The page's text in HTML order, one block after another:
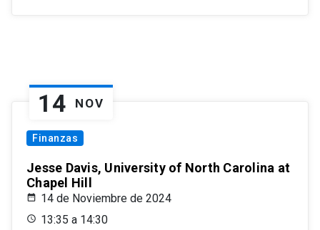
14 NOV
Finanzas
Jesse Davis, University of North Carolina at
Chapel Hill
14 de Noviembre de 2024
13:35 a 14:30